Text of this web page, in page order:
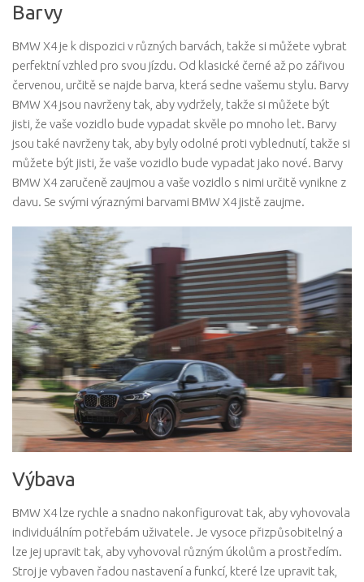
Barvy
BMW X4 je k dispozici v různých barvách, takže si můžete vybrat
perfektní vzhled pro svou jízdu. Od klasické černé až po zářivou
červenou, určitě se najde barva, která sedne vašemu stylu. Barvy
BMW X4 jsou navrženy tak, aby vydržely, takže si můžete být
jisti, že vaše vozidlo bude vypadat skvěle po mnoho let. Barvy
jsou také navrženy tak, aby byly odolné proti vyblednutí, takže si
můžete být jisti, že vaše vozidlo bude vypadat jako nové. Barvy
BMW X4 zaručeně zaujmou a vaše vozidlo s nimi určitě vynikne z
davu. Se svými výraznými barvami BMW X4 jistě zaujme.
Výbava
BMW X4 lze rychle a snadno nakonfigurovat tak, aby vyhovovala
individuálním potřebám uživatele. Je vysoce přizpůsobitelný a
lze jej upravit tak, aby vyhovoval různým úkolům a prostředím.
Stroj je vybaven řadou nastavení a funkcí, které lze upravit tak,